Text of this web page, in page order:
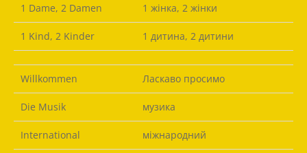
1 Dame, 2 Damen 1 жінка, 2 жінки
1 Kind, 2 Kinder 1 дитина, 2 дитини
Willkommen Ласкаво просимо
Die Musik музика
International міжнародний